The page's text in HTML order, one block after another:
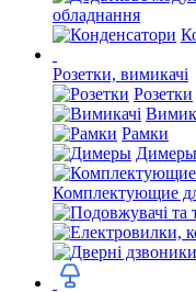
обладнання
Розетки, вимикачі
Розетки
Рамки
Димеры
Комплектующие